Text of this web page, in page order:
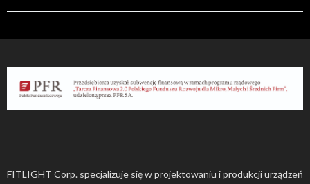
FITLIGHT Corp. specjalizuje się w projektowaniu i produkcji urządzeń